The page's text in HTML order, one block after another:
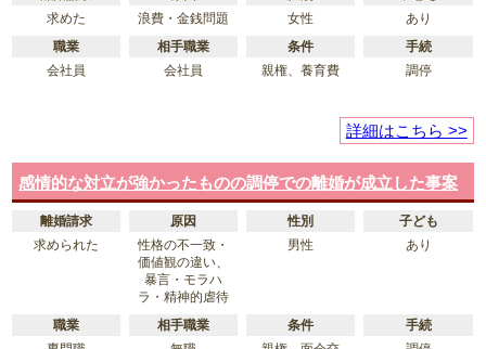
求めた
浪費・金銭問題 女性
あり
職業
相手職業 条件
手続
会社員
会社員 親権、養育費 調停
詳細はこちら >>
感情的な対立が強かったものの調停での離婚が成立した事案
離婚請求 原因 性別
子ども
求められた
性格の不一致・
価値観の違い、
暴言・モラハ
ラ・精神的虐待
男性 あり
職業 相手職業 条件
手続